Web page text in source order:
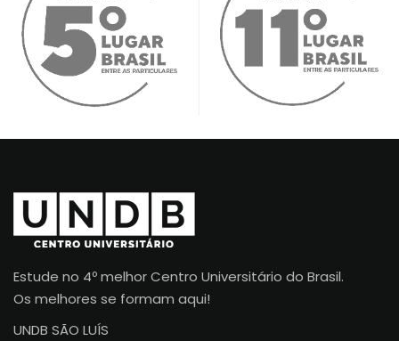
Estude no 4º melhor Centro Universitário do Brasil.
Os melhores se formam aqui!
UNDB SÃO LUÍS